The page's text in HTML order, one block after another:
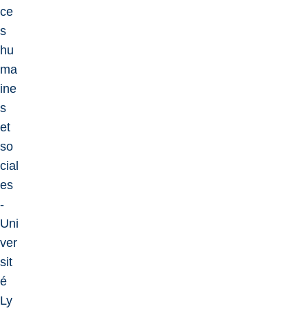
ce
s
hu
ma
ine
s
et
so
cial
es
-
Uni
ver
sit
é
Ly